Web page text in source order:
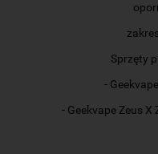
Sprzęty
-
- Geekvape Zeus